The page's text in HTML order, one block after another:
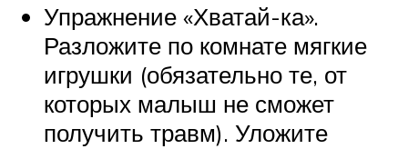
Упражнение «Хватай-ка».
Разложите по комнате мягкие
игрушки (обязательно те, от
которых малыш не сможет
получить травм). Уложите